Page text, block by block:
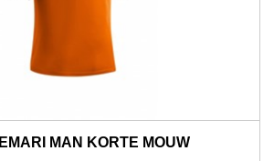
MAN KORTE MOUW